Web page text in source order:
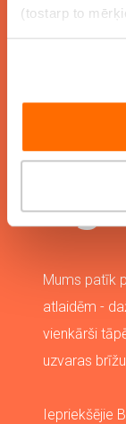
(tostarp to
Mums patīk
atlaidēm -
vienkārši
uzvaras
Iepriekšējie